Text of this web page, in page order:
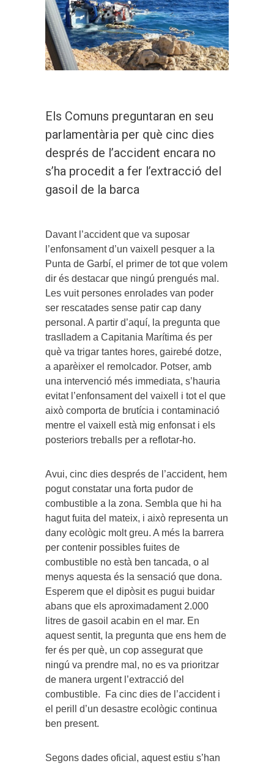
Els Comuns preguntaran en seu
parlamentària per què cinc dies
després de l’accident encara no
s’ha procedit a fer l’extracció del
gasoil de la barca
Davant l’accident que va suposar
l’enfonsament d’un vaixell pesquer a la
Punta de Garbí, el primer de tot que volem
dir és destacar que ningú prengués mal.
Les vuit persones enrolades van poder
ser rescatades sense patir cap dany
personal. A partir d’aquí, la pregunta que
traslladem a Capitania Marítima és per
què va trigar tantes hores, gairebé dotze,
a aparèixer el remolcador. Potser, amb
una intervenció més immediata, s’hauria
evitat l’enfonsament del vaixell i tot el que
això comporta de brutícia i contaminació
mentre el vaixell està mig enfonsat i els
posteriors treballs per a reflotar-ho.
Avui, cinc dies després de l’accident, hem
pogut constatar una forta pudor de
combustible a la zona. Sembla que hi ha
hagut fuita del mateix, i això representa un
dany ecològic molt greu. A més la barrera
per contenir possibles fuites de
combustible no està ben tancada, o al
menys aquesta és la sensació que dona.
Esperem que el dipòsit es pugui buidar
abans que els aproximadament 2.000
litres de gasoil acabin en el mar. En
aquest sentit, la pregunta que ens hem de
fer és per què, un cop assegurat que
ningú va prendre mal, no es va prioritzar
de manera urgent l’extracció del
combustible. Fa cinc dies de l’accident i
el perill d’un desastre ecològic continua
ben present.
Segons dades oficial, aquest estiu s’han